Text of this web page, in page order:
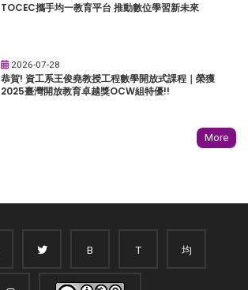
TOCEC攜手均一教育平台 推動數位學習新未來
2026-07-28
恭賀! 資工系王俊堯教授工程數學開放式課程｜榮獲
2025臺灣開放教育卓越獎OCW組特優!!
More
B T 均